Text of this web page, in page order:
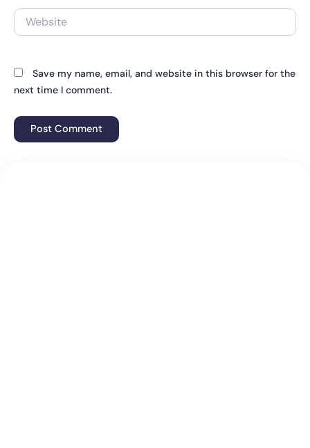
Website
Save my name, email, and website in this browser for the
next time I comment.